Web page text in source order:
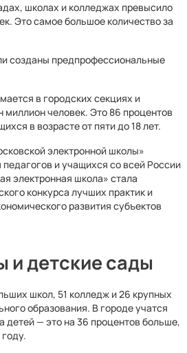
школах и колледжах превысило
Это самое большое количество за
созданы предпрофессиональные
в городских секциях и
миллион человек. Это 86 процентов
в возрасте от пяти до 18 лет.
электронной школы»
и учащихся со всей России
электронная школа» стала
конкурса лучших практик и
развития субъектов
и детские сады
школ, 51 колледж и 26 крупных
образования. В городе учатся
детей — это на 36 процентов больше,